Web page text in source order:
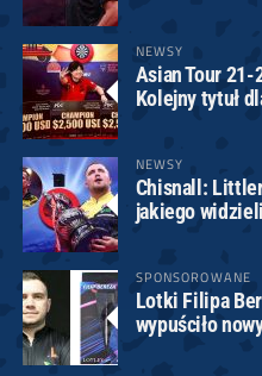
NEWSY
Asian Tour
Kolejny tytuł
NEWSY
Chisnall:
jakiego
SPONSOROWANE
Lotki Filipa
wypuściło